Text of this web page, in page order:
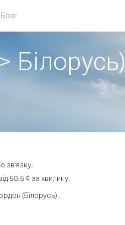
Блог
Білорусь)
зв'язку.
50.5 ¢ за хвилину.
(Білорусь).